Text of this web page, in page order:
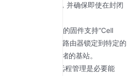
止电磁干扰(EMI)，并确保即使在封闭
持连接稳定性，我们的固件支持“Cell
。这使用户可以将路由器锁定到特定的
”到速度较慢或拥堵的基站。
于全球项目而言，远程管理是必要能